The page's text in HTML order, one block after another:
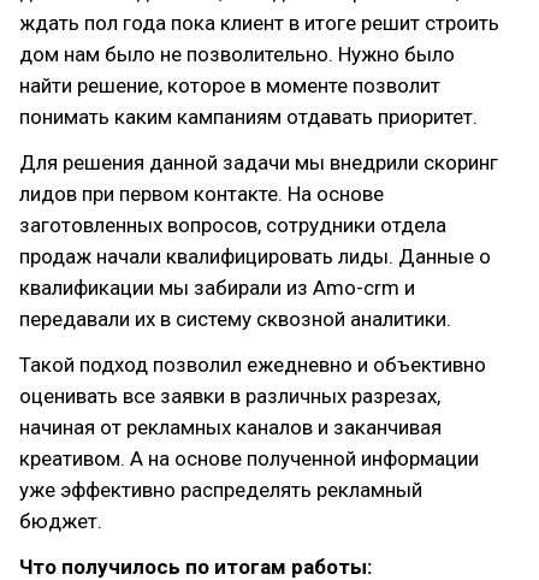
ждать пол года пока клиент в итоге решит строить
дом нам было не позволительно. Нужно было
найти решение, которое в моменте позволит
понимать каким кампаниям отдавать приоритет.
Для решения данной задачи мы внедрили скоринг
лидов при первом контакте. На основе
заготовленных вопросов, сотрудники отдела
продаж начали квалифицировать лиды. Данные о
квалификации мы забирали из Amo-crm и
передавали их в систему сквозной аналитики.
Такой подход позволил ежедневно и объективно
оценивать все заявки в различных разрезах,
начиная от рекламных каналов и заканчивая
креативом. А на основе полученной информации
уже эффективно распределять рекламный
бюджет.
Что получилось по итогам работы: